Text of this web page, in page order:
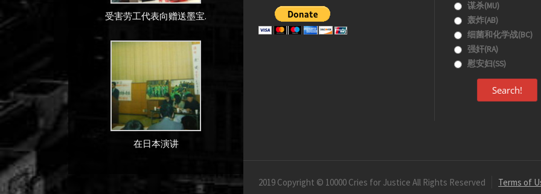
受害劳工代表向赠送墨宝.
在日本演讲
谋杀(MU)
轰炸(AB)
细菌和化学战(BC)
强奸(RA)
慰安妇(SS)
Search!
2019 Copyright © 10000 Cries for Justice All Rights Reserved Terms of